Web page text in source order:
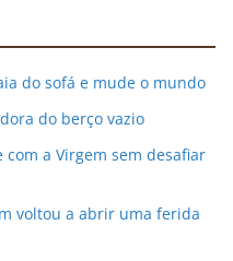
do sofá e mude o mundo
do berço vazio
a Virgem sem desafiar
voltou a abrir uma ferida